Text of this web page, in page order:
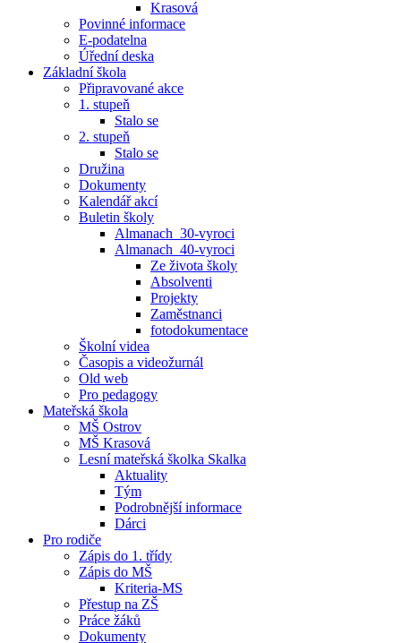
Krasová
Povinné informace
E-podatelna
Úřední deska
Základní škola
Připravované akce
1. stupeň
Stalo se
2. stupeň
Stalo se
Družina
Dokumenty
Kalendář akcí
Buletin školy
Almanach_30-vyroci
Almanach_40-vyroci
Ze života školy
Absolventi
Projekty
Zaměstnanci
fotodokumentace
Školní videa
Časopis a videožurnál
Old web
Pro pedagogy
Mateřská škola
MŠ Ostrov
MŠ Krasová
Lesní mateřská školka Skalka
Aktuality
Tým
Podrobnější informace
Dárci
Pro rodiče
Zápis do 1. třídy
Zápis do MŠ
Kriteria-MS
Přestup na ZŠ
Práce žáků
Dokumenty